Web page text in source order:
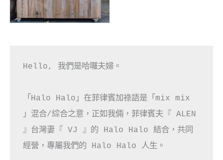
Hello, 我們是哈囉夫婦。
「Halo Halo」在菲律賓加祿語是「mix mix
」混合/綜合之意，正如我倆，菲律賓夫『 ALEN
』台灣妻『 VJ 』的 Halo Halo 結合，共同
經營，專屬我們的 Halo Halo 人生。